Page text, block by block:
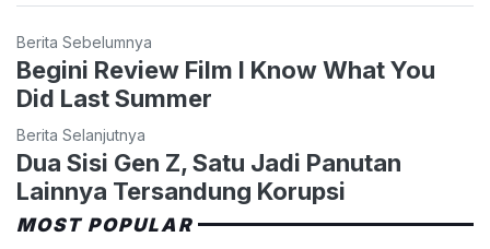
Berita Sebelumnya
Begini Review Film I Know What You
Did Last Summer
Berita Selanjutnya
Dua Sisi Gen Z, Satu Jadi Panutan
Lainnya Tersandung Korupsi
MOST POPULAR